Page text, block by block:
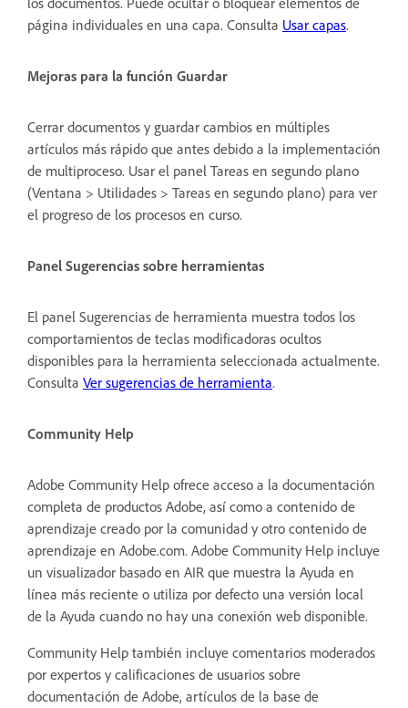
página individuales en una capa. Consulta Usar capas.
Mejoras para la función Guardar
Cerrar documentos y guardar cambios en múltiples
artículos más rápido que antes debido a la implementación
de multiproceso. Usar el panel Tareas en segundo plano
(Ventana > Utilidades > Tareas en segundo plano) para ver
el progreso de los procesos en curso.
Panel Sugerencias sobre herramientas
El panel Sugerencias de herramienta muestra todos los
comportamientos de teclas modificadoras ocultos
disponibles para la herramienta seleccionada actualmente.
Consulta Ver sugerencias de herramienta.
Community Help
Adobe Community Help ofrece acceso a la documentación
completa de productos Adobe, así como a contenido de
aprendizaje creado por la comunidad y otro contenido de
aprendizaje en Adobe.com. Adobe Community Help incluye
un visualizador basado en AIR que muestra la Ayuda en
línea más reciente o utiliza por defecto una versión local
de la Ayuda cuando no hay una conexión web disponible.
Community Help también incluye comentarios moderados
por expertos y calificaciones de usuarios sobre
documentación de Adobe, artículos de la base de